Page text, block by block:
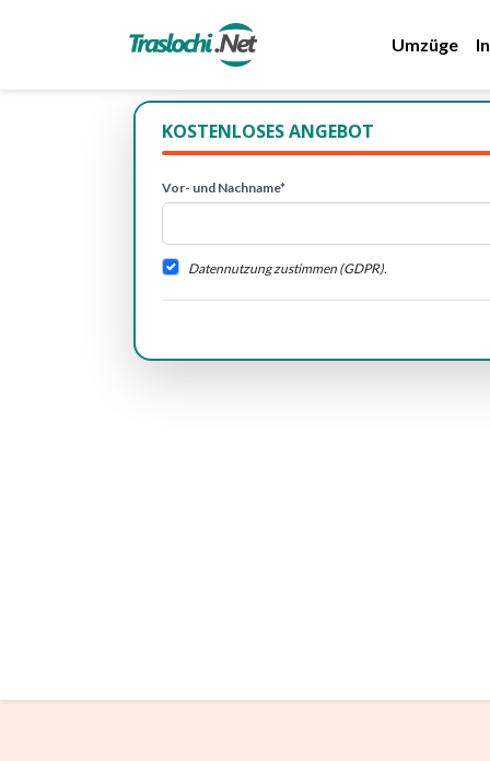
Umzüge
KOSTENLOSES ANGEBOT
Vor- und Nachname*
Datennutzung zustimmen (GDPR).